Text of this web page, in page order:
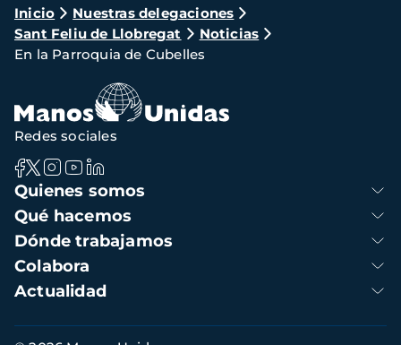
Ruta
de
navegación
Inicio
Nuestras delegaciones
Sant Feliu de Llobregat
Noticias
En la Parroquia de Cubelles
Navegación
principal
Quienes somos
Qué hacemos
Dónde trabajamos
Colabora
Actualidad
Redes sociales